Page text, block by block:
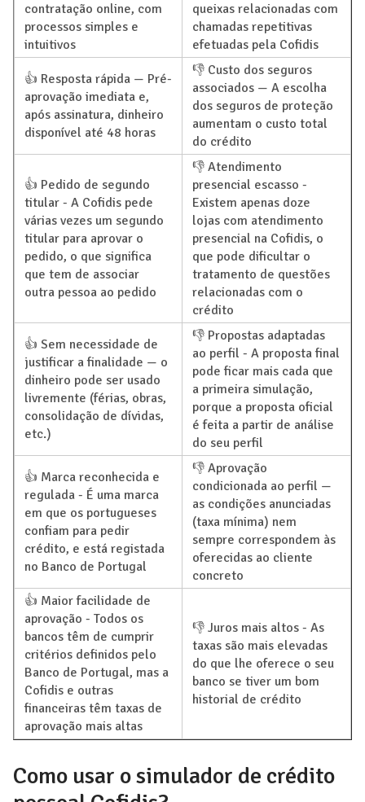
contratação online, com
processos simples e
intuitivos
queixas relacionadas com
chamadas repetitivas
efetuadas pela Cofidis
👍 Resposta rápida — Pré-
aprovação imediata e,
após assinatura, dinheiro
disponível até 48 horas
👎 Custo dos seguros
associados — A escolha
dos seguros de proteção
aumentam o custo total
do crédito
👍 Pedido de segundo
titular - A Cofidis pede
várias vezes um segundo
titular para aprovar o
pedido, o que significa
que tem de associar
outra pessoa ao pedido
👎 Atendimento
presencial escasso -
Existem apenas doze
lojas com atendimento
presencial na Cofidis, o
que pode dificultar o
tratamento de questões
relacionadas com o
crédito
👍 Sem necessidade de
justificar a finalidade — o
dinheiro pode ser usado
livremente (férias, obras,
consolidação de dívidas,
etc.)
👎 Propostas adaptadas
ao perfil - A proposta final
pode ficar mais cada que
a primeira simulação,
porque a proposta oficial
é feita a partir de análise
do seu perfil
👍 Marca reconhecida e
regulada - É uma marca
em que os portugueses
confiam para pedir
crédito, e está registada
no Banco de Portugal
👎 Aprovação
condicionada ao perfil —
as condições anunciadas
(taxa mínima) nem
sempre correspondem às
oferecidas ao cliente
concreto
👍 Maior facilidade de
aprovação - Todos os
bancos têm de cumprir
critérios definidos pelo
Banco de Portugal, mas a
Cofidis e outras
financeiras têm taxas de
aprovação mais altas
👎 Juros mais altos - As
taxas são mais elevadas
do que lhe oferece o seu
banco se tiver um bom
historial de crédito
Como usar o simulador de crédito